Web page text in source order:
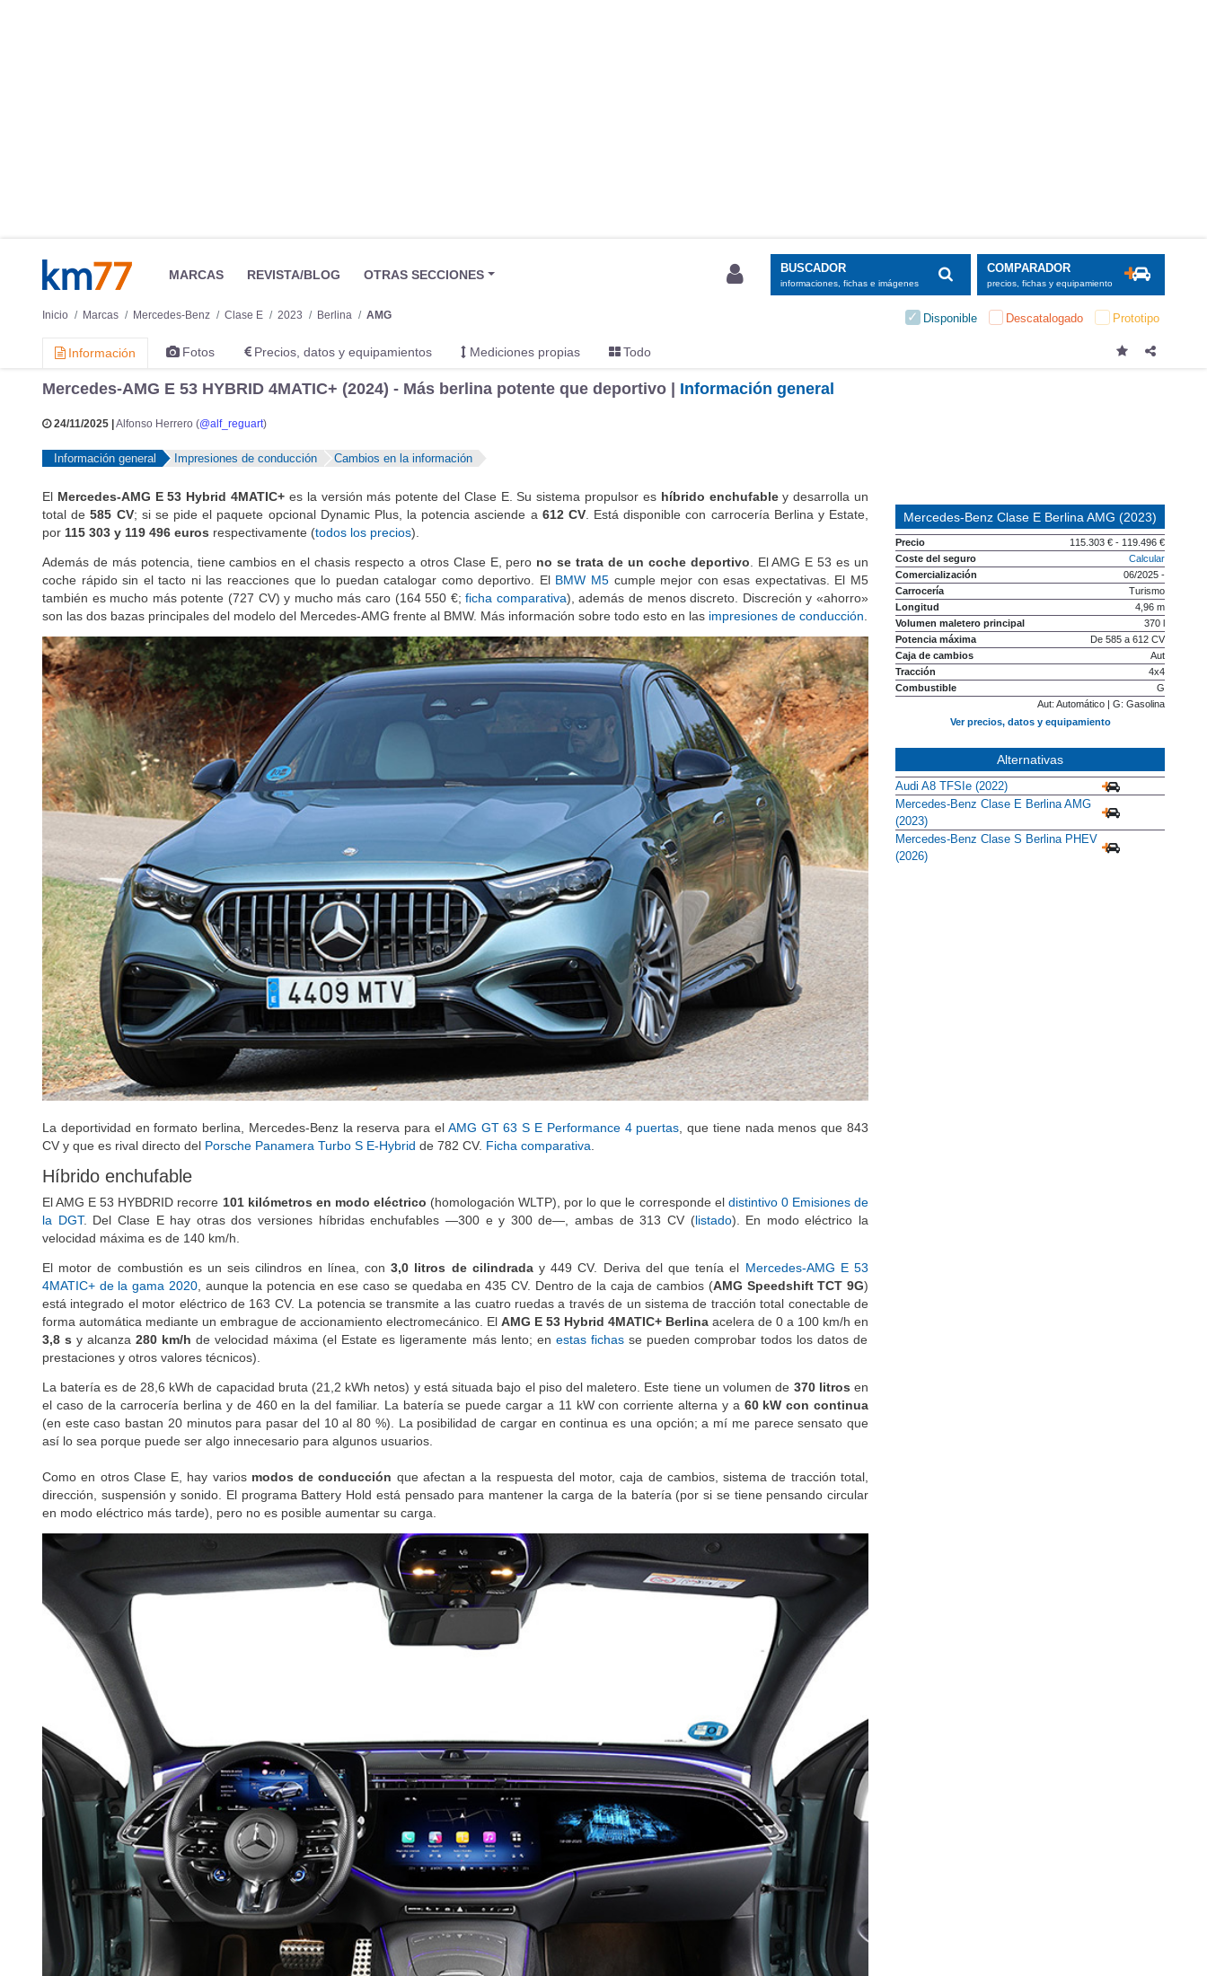
MARCAS REVISTA/BLOG OTRAS SECCIONES BUSCADOR
informaciones, fichas e imágenes
COMPARADOR
precios, fichas y equipamiento
Inicio Marcas Mercedes-Benz Clase E 2023 Berlina AMG Disponible Descatalogado Prototipo
Información Fotos Precios, datos y equipamientos Mediciones propias Todo
Mercedes-AMG E 53 HYBRID 4MATIC+ (2024) - Más berlina potente que deportivo | Información general
24/11/2025 | Alfonso Herrero (@alf_reguart)
Información general Impresiones de conducción Cambios en la información
El Mercedes-AMG E 53 Hybrid 4MATIC+ es la versión más potente del Clase E. Su sistema propulsor es híbrido enchufabley desarrolla un
total de585 CV; si se pide el paquete opcional Dynamic Plus, la potencia asciende a 612 CV. Está disponible con carrocería Berlina y Estate,
por 115 303 y 119 496 euros respectivamente (todos los precios).
Además de más potencia, tiene cambios en el chasis respecto a otros Clase E, pero no se trata de un coche deportivo . El AMG E 53 es un
coche rápido sin el tacto ni las reacciones que lo puedan catalogar como deportivo. El BMW M5 cumple mejor con esas expectativas. El M5
también es mucho más potente (727 CV) y mucho más caro (164 550 €;ficha comparativa), además de menos discreto. Discreción y «ahorro»
son las dos bazas principales del modelo del Mercedes-AMG frente al BMW. Más información sobre todo esto en las impresiones de conducción
La deportividad en formato berlina, Mercedes-Benz la reserva para el AMG GT 63 S E Performance 4 puertas , que tiene nada menos que 843
CV y que es rival directo del Porsche Panamera Turbo S E-Hybrid de 782 CV. Ficha comparativa
Híbrido enchufable
El AMG E 53 HYBDRID recorre 101 kilómetros en modo eléctrico (homologación WLTP), por lo que le corresponde el distintivo 0 Emisiones de
la DGT. Del Clase E hay otras dos versiones híbridas enchufables —300 e y 300 de—, ambas de 313 CV (listado). En modo eléctrico la
velocidad máxima es de 140 km/h.
El motor de combustión es un seis cilindros en línea, con3,0 litros de cilindraday 449 CV. Deriva del que tenía el Mercedes-AMG E 53
4MATIC+ de la gama 2020, aunque la potencia en ese caso se quedaba en 435 CV. Dentro de la caja de cambios (AMG Speedshift TCT 9G)
está integrado el motor eléctrico de 163 CV. La potencia se transmite a las cuatro ruedas a través de un sistema de tracción total conectable de
forma automática mediante un embrague de accionamiento electromecánico. El AMG E 53 Hybrid 4MATIC+ Berlina acelera de 0 a 100 km/h en
3,8 s y alcanza280 km/h de velocidad máxima (el Estate es ligeramente más lento; en estas fichasse pueden comprobar todos los datos de
prestaciones y otros valores técnicos).
La batería es de 28,6 kWh de capacidad bruta (21,2 kWh netos) y está situada bajo el piso del maletero. Este tiene un volumen de 370 litros en
el caso de la carrocería berlina y de 460 en la del familiar. La batería se puede cargar a 11 kW con corriente alterna y a 60 kW con continua
(en este caso bastan 20 minutos para pasar del 10 al 80 %). La posibilidad de cargar en continua es una opción; a mí me parece sensato que
así lo sea porque puede ser algo innecesario para algunos usuarios.
Como en otros Clase E, hay varios modos de conducción que afectan a la respuesta del motor, caja de cambios, sistema de tracción total,
dirección, suspensión y sonido. El programa Battery Hold está pensado para mantener la carga de la batería (por si se tiene pensando circular
en modo eléctrico más tarde), pero no es posible aumentar su carga.
Mercedes-Benz Clase E Berlina AMG (2023)
Precio
115.303 € - 119.496 €
Coste del seguro
Calcular
Comercialización
06/2025 -
Carrocería
Turismo
Longitud
4,96 m
Volumen maletero principal
370 l
Potencia máxima
De 585 a 612 CV
Caja de cambios
Aut
Tracción
4x4
Combustible
G
Aut: Automático | G: Gasolina
Ver precios, datos y equipamiento
Alternativas
Audi A8 TFSIe (2022)
Mercedes-Benz Clase E Berlina AMG
(2023)
Mercedes-Benz Clase S Berlina PHEV
(2026)